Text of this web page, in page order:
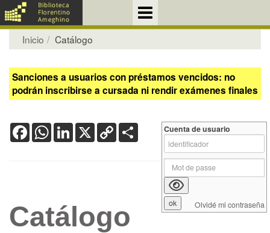
Inicio Catálogo
Sanciones a usuarios con préstamos vencidos: no
podrán inscribirse a cursada ni rendir exámenes finales
FacebookWhatsApp
LinkedIn
X Copy
Link
Catálogo
Cuenta de usuario
Olvidé mi contraseña